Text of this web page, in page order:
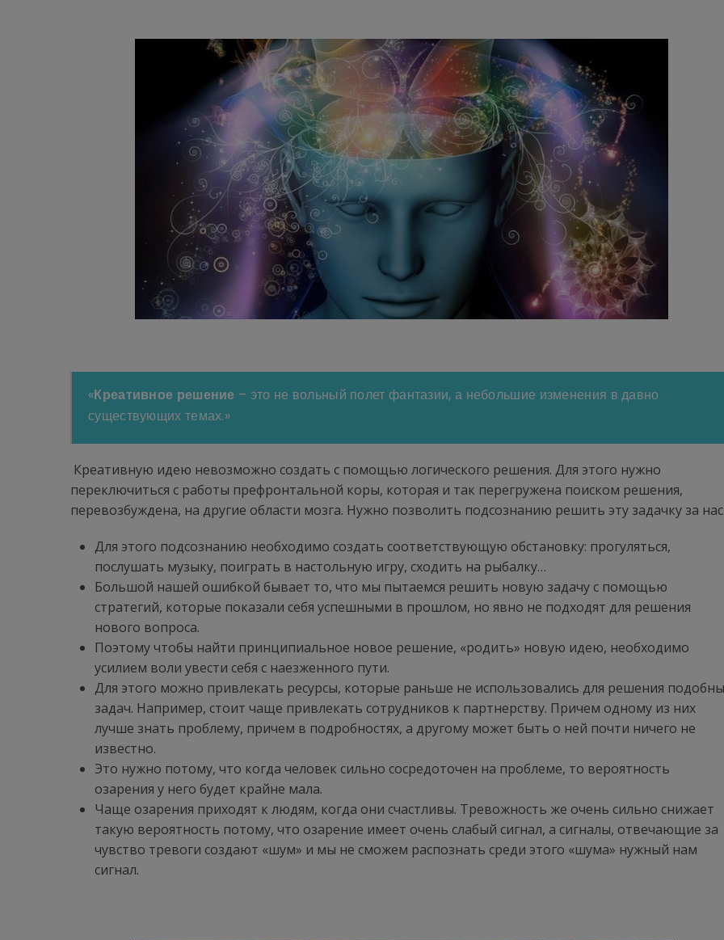
«Креативное решение – это не вольный полет фантазии, а небольшие изменения в давно
существующих темах.»
Креативную идею невозможно создать с помощью логического решения. Для этого нужно
переключиться с работы префронтальной коры, которая и так перегружена поиском решения,
перевозбуждена, на другие области мозга. Нужно позволить подсознанию решить эту задачку за
Для этого подсознанию необходимо создать соответствующую обстановку: прогуляться,
послушать музыку, поиграть в настольную игру, сходить на рыбалку…
Большой нашей ошибкой бывает то, что мы пытаемся решить новую задачу с помощью
стратегий, которые показали себя успешными в прошлом, но явно не подходят для решения
нового вопроса.
Поэтому чтобы найти принципиальное новое решение, «родить» новую идею, необходимо
усилием воли увести себя с наезженного пути.
Для этого можно привлекать ресурсы, которые раньше не использовались для решения
задач. Например, стоит чаще привлекать сотрудников к партнерству. Причем одному из них
лучше знать проблему, причем в подробностях, а другому может быть о ней почти ничего не
известно.
Это нужно потому, что когда человек сильно сосредоточен на проблеме, то вероятность
озарения у него будет крайне мала.
Чаще озарения приходят к людям, когда они счастливы. Тревожность же очень сильно снижает
такую вероятность потому, что озарение имеет очень слабый сигнал, а сигналы, отвечающие за
чувство тревоги создают «шум» и мы не сможем распознать среди этого «шума» нужный нам
сигнал.